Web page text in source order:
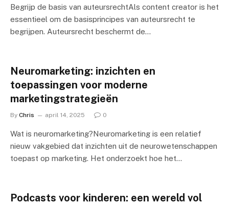
Begrijp de basis van auteursrechtAls content creator is het
essentieel om de basisprincipes van auteursrecht te
begrijpen. Auteursrecht beschermt de…
Neuromarketing: inzichten en
toepassingen voor moderne
marketingstrategieën
By Chris april 14, 2025 0
Wat is neuromarketing?Neuromarketing is een relatief
nieuw vakgebied dat inzichten uit de neurowetenschappen
toepast op marketing. Het onderzoekt hoe het…
Podcasts voor kinderen: een wereld vol